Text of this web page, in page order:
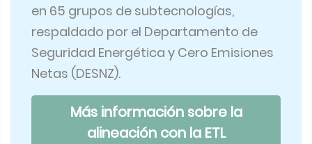
en 65 grupos de subtecnologías,
respaldado por el Departamento de
Seguridad Energética y Cero Emisiones
Netas (DESNZ).
Más información sobre la
alineación con la ETL